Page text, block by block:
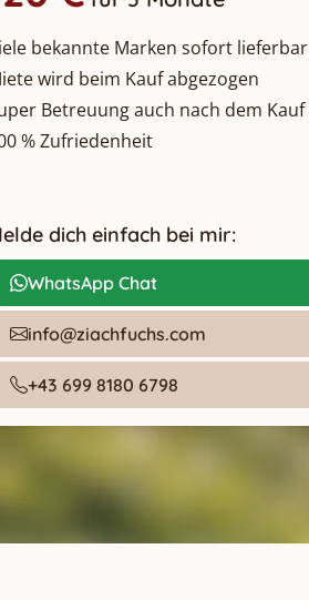
bekannte Marken sofort lieferbar
wird beim Kauf abgezogen
Betreuung auch nach dem Kauf
% Zufriedenheit
dich einfach bei mir:
WhatsApp Chat
info@ziachfuchs.com
+43 699 8180 6798